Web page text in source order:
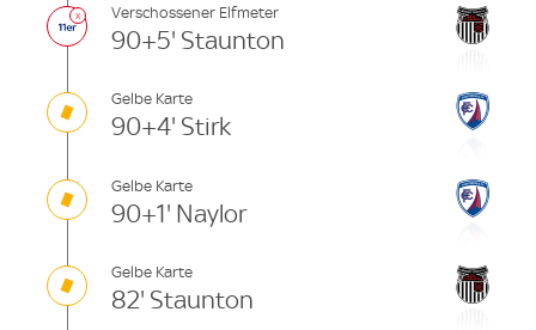
Verschossener Elfmeter
90+5' Staunton
Gelbe Karte
90+4' Stirk
Gelbe Karte
90+1' Naylor
Gelbe Karte
82' Staunton